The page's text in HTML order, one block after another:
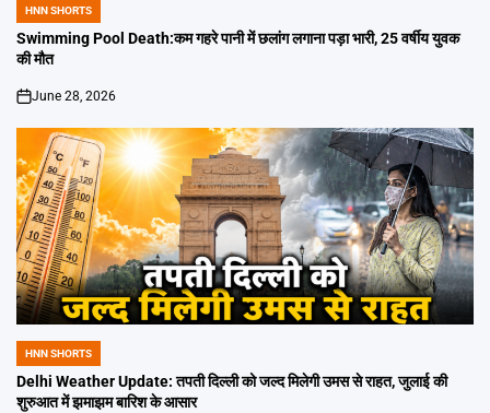
POSTED
IN
HNN SHORTS
Swimming Pool Death:कम गहरे पानी में छलांग लगाना पड़ा भारी, 25 वर्षीय युवक
की मौत
on
June 28, 2026
POSTED
IN
HNN SHORTS
Delhi Weather Update: तपती दिल्ली को जल्द मिलेगी उमस से राहत, जुलाई की
शुरुआत में झमाझम बारिश के आसार